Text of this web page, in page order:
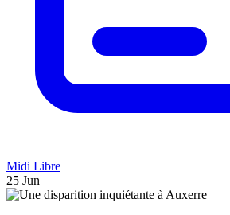
Midi Libre
25 Jun